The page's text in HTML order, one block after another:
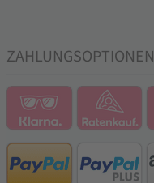
ZAHLUNGSOPTIONEN